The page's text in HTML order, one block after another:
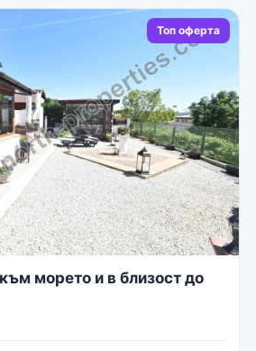
Топ оферта
морето и в близост до